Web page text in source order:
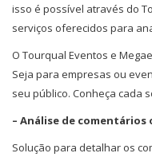
isso é possível através do
serviços oferecidos para
O Tourqual Eventos e
Seja para empresas ou
seu público. Conheça cada
– Análise de comentários
Solução para detalhar os